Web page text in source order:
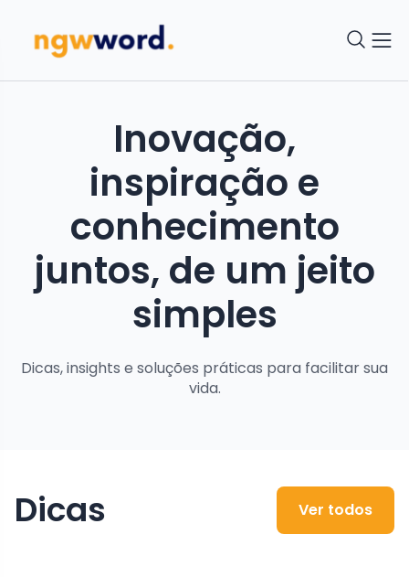
Inovação,
inspiração e
conhecimento
juntos, de um jeito
simples
Dicas, insights e soluções práticas para facilitar sua
vida.
Dicas Ver todos